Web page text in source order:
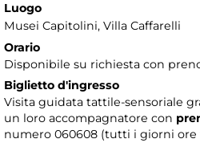
Luogo
Musei Capitolini, Villa Caffarelli
Orario
Disponibile su richiesta con
Biglietto d'ingresso
Visita guidata tattile-sensoriale
un loro accompagnatore con
numero 060608 (tutti i giorni ore